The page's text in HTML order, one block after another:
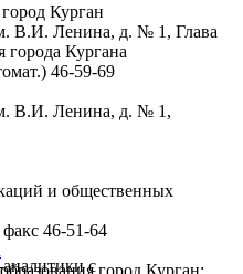
Курган
В.И. Ленина, д. № 1, Глава
города Кургана
46-59-69
В.И. Ленина, д. № 1,
и общественных
46-51-64
город Курган:
с